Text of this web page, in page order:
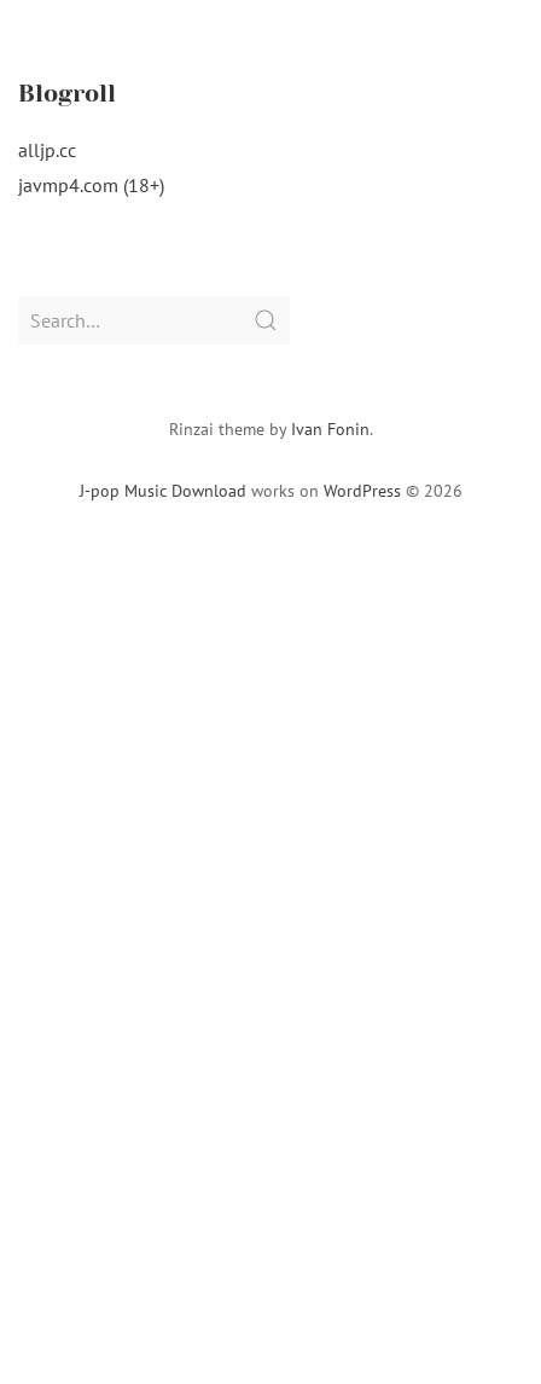
Blogroll
alljp.cc
javmp4.com (18+)
Search
J-pop Music Download works on WordPress © 2026
Rinzai theme by Ivan Fonin.